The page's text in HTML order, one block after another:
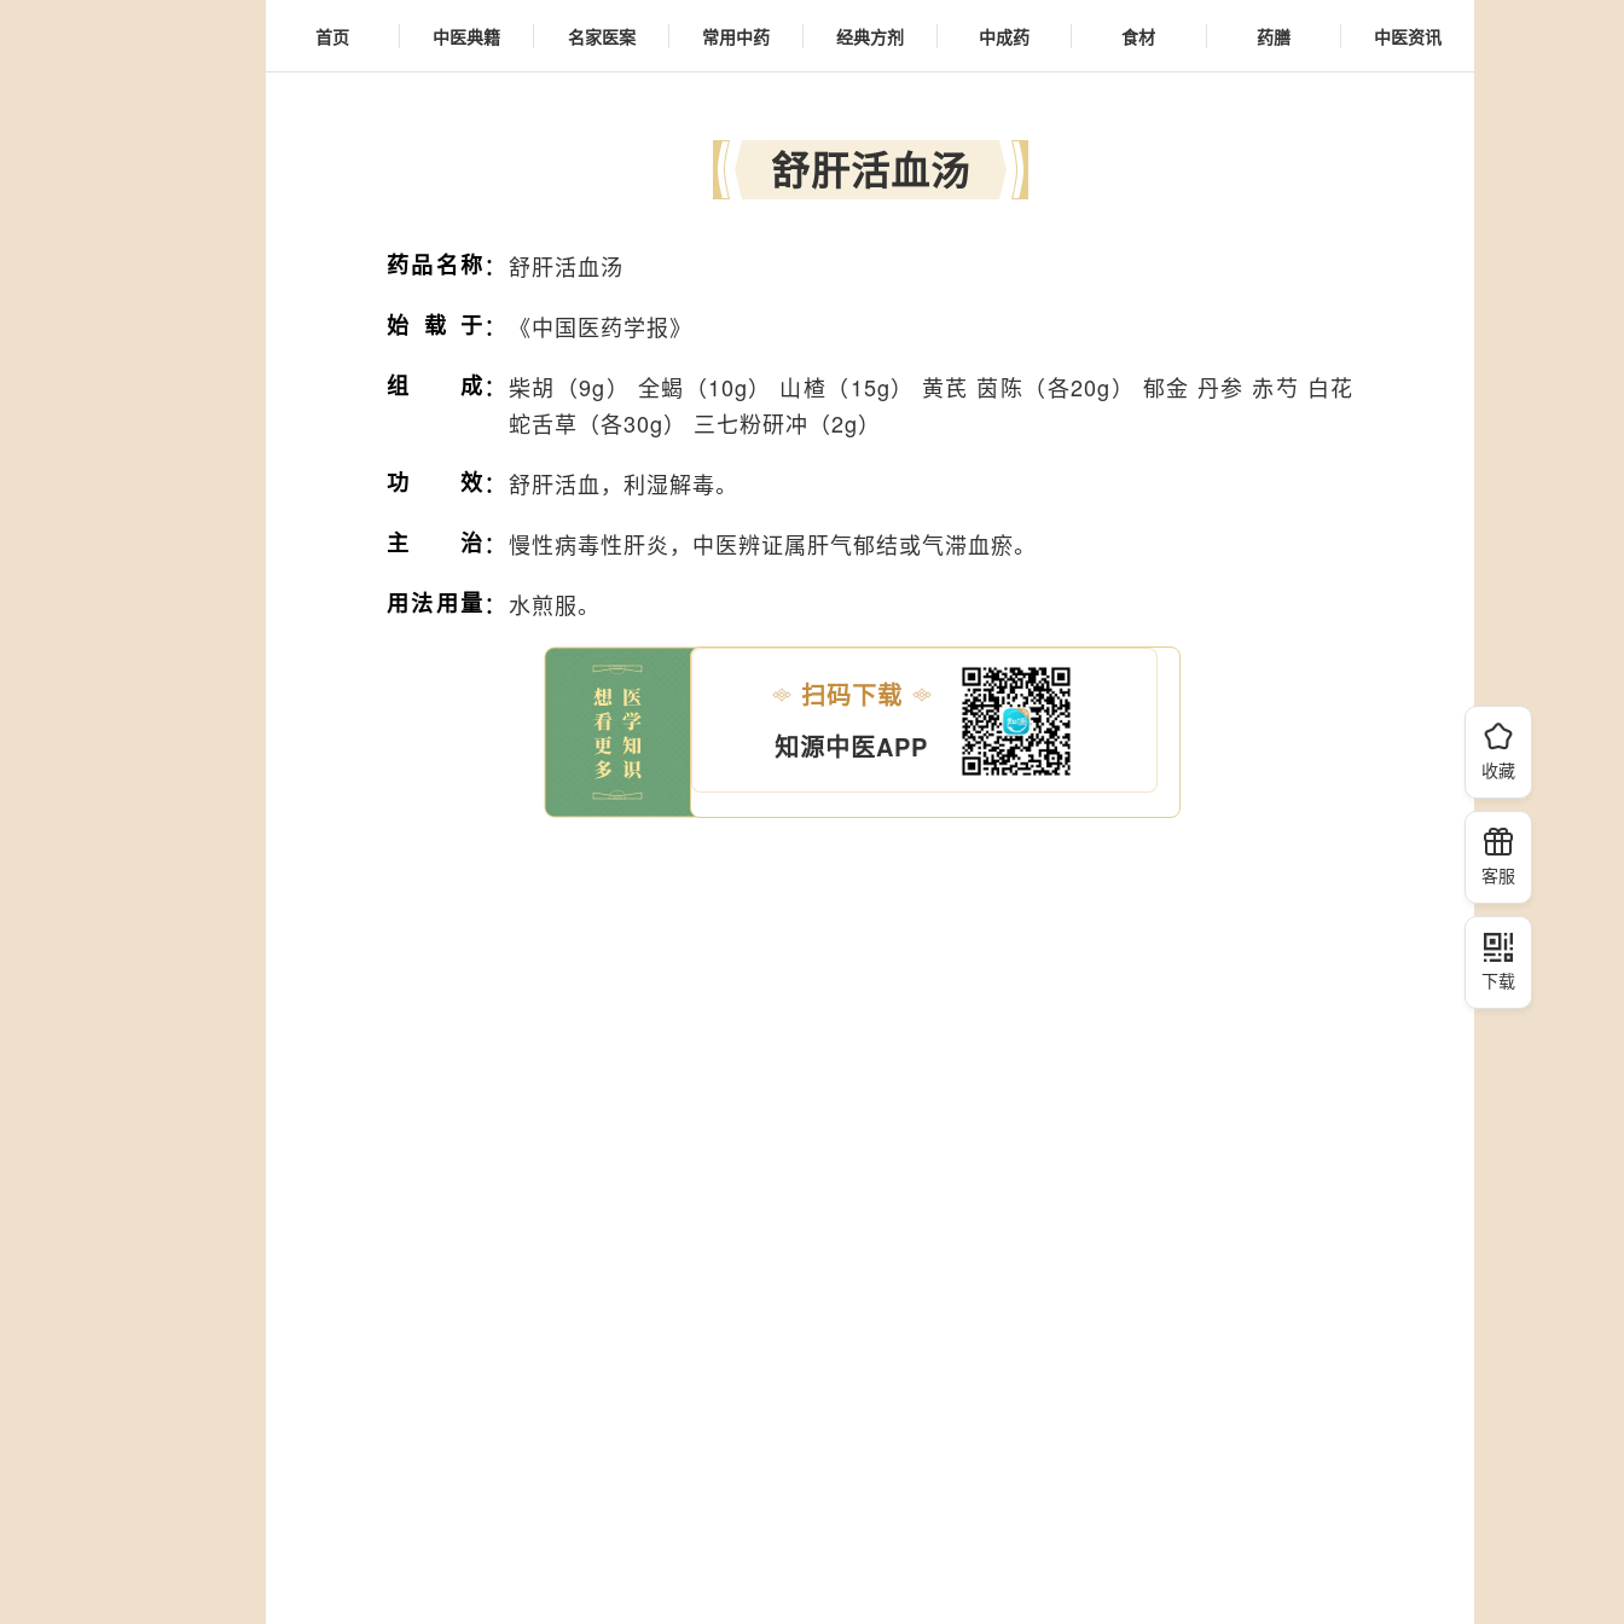
首页 中医典籍 名家医案 常用中药 经典方剂 中成药 食材 药膳 中医资讯
舒肝活血汤
药品名称： 舒肝活血汤
始载于：
《中国医药学报》
组成： 柴胡（9g） 全蝎（10g） 山楂（15g） 黄芪 茵陈（各20g） 郁金 丹参 赤芍 白花
蛇舌草（各30g） 三七粉研冲（2g）
功效： 舒肝活血，利湿解毒。
主治： 慢性病毒性肝炎，中医辨证属肝气郁结或气滞血瘀。
用法用量： 水煎服。
扫码下载
知源中医APP
收藏
客服
下载